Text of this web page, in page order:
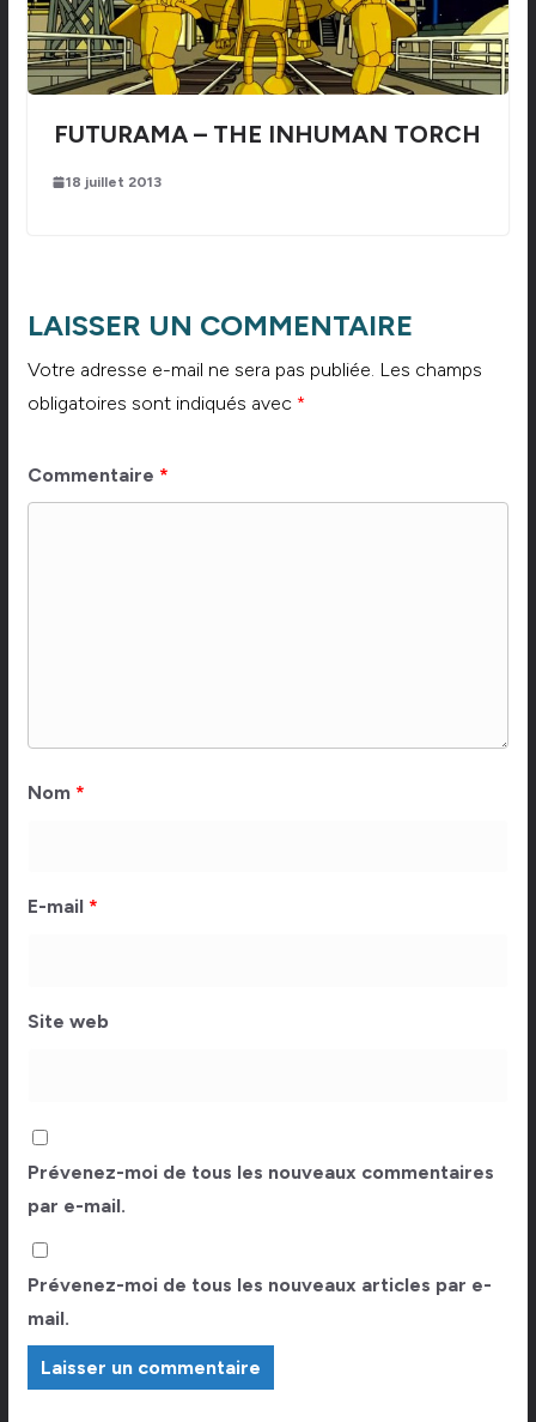
FUTURAMA – THE INHUMAN TORCH
18 juillet 2013
LAISSER UN COMMENTAIRE
Votre adresse e-mail ne sera pas publiée. Les champs
obligatoires sont indiqués avec *
Commentaire *
Nom *
E-mail *
Site web
Prévenez-moi de tous les nouveaux commentaires
par e-mail.
Prévenez-moi de tous les nouveaux articles par e-
mail.